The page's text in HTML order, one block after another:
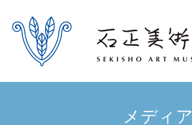
メディア